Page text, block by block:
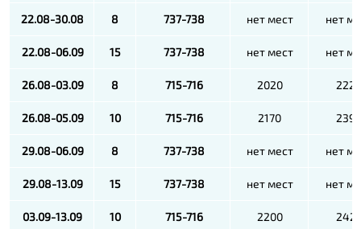
22.08-30.08 8 737-738 нет мест нет
22.08-06.09 15 737-738 нет мест нет
26.08-03.09 8 715-716 2020
26.08-05.09 10 715-716 2170
29.08-06.09 8 737-738 нет мест нет
29.08-13.09 15 737-738 нет мест нет
03.09-13.09 10 715-716 2200